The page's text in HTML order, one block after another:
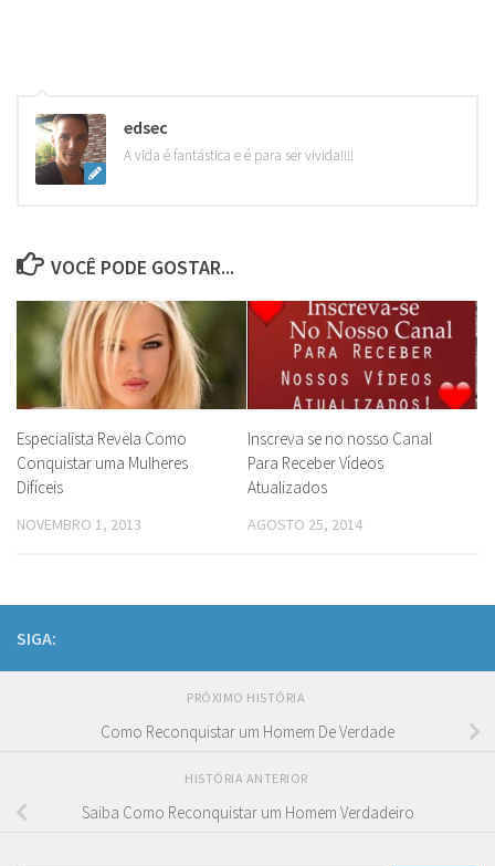
edsec
A vida é fantástica e é para ser vivida!!!!
VOCÊ PODE GOSTAR...
Especialista Revela Como
Conquistar uma Mulheres
Difíceis
NOVEMBRO 1, 2013
Inscreva se no nosso Canal
Para Receber Vídeos
Atualizados
AGOSTO 25, 2014
SIGA:
PRÓXIMO HISTÓRIA
Como Reconquistar um Homem De Verdade
HISTÓRIA ANTERIOR
Saiba Como Reconquistar um Homem Verdadeiro